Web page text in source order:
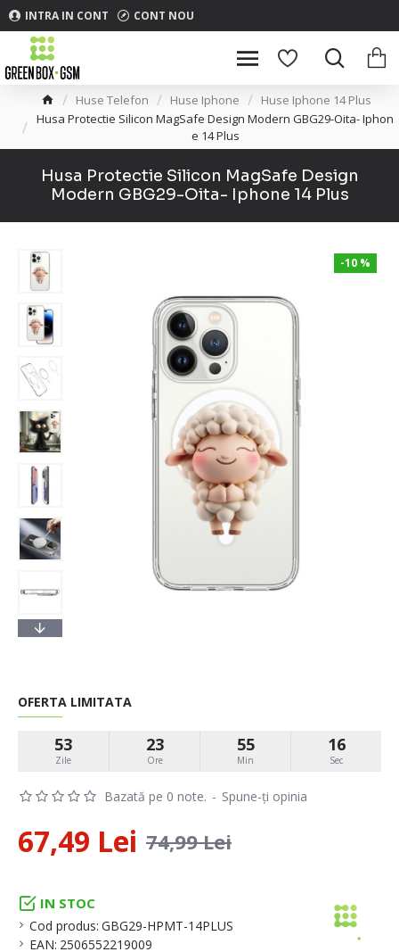
INTRA IN CONT CONT NOU
Huse Telefon Huse Iphone
Huse Iphone 14 Plus
Husa Protectie Silicon MagSafe Design Modern GBG29-Oita- Iphon
e 14 Plus
Husa Protectie Silicon MagSafe Design
Modern GBG29-Oita- Iphone 14 Plus
-10 %
IN STOC
Cod produs: GBG29-HPMT-14PLUS
EAN: 2506552219009
Bazată pe 0 note. - Spune-ţi opinia
OFERTA LIMITATA
53
Zile
23
Ore
55
Min
15
Sec
67,49 Lei 74,99 Lei